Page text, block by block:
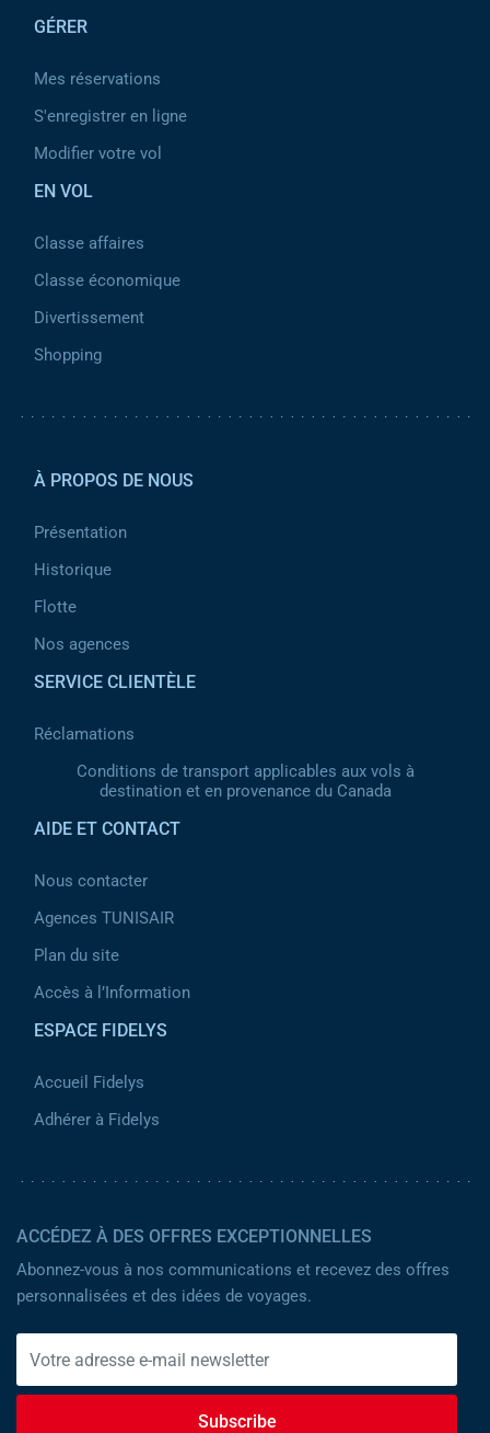
GÉRER
Mes réservations
S'enregistrer en ligne
Modifier votre vol
EN VOL
Classe affaires
Classe économique
Divertissement
Shopping
À PROPOS DE NOUS
Présentation
Historique
Flotte
Nos agences
SERVICE CLIENTÈLE
Réclamations
Conditions de transport applicables aux vols à
destination et en provenance du Canada
AIDE ET CONTACT
Nous contacter
Agences TUNISAIR
Plan du site
Accès à l’Information
ESPACE FIDELYS
Accueil Fidelys
Adhérer à Fidelys
ACCÉDEZ À DES OFFRES EXCEPTIONNELLES
Abonnez-vous à nos communications et recevez des offres
personnalisées et des idées de voyages.
Subscribe